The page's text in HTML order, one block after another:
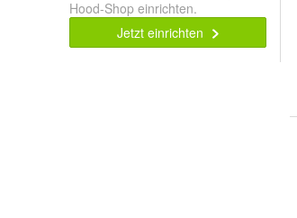
Hood-Shop einrichten.
Jetzt einrichten